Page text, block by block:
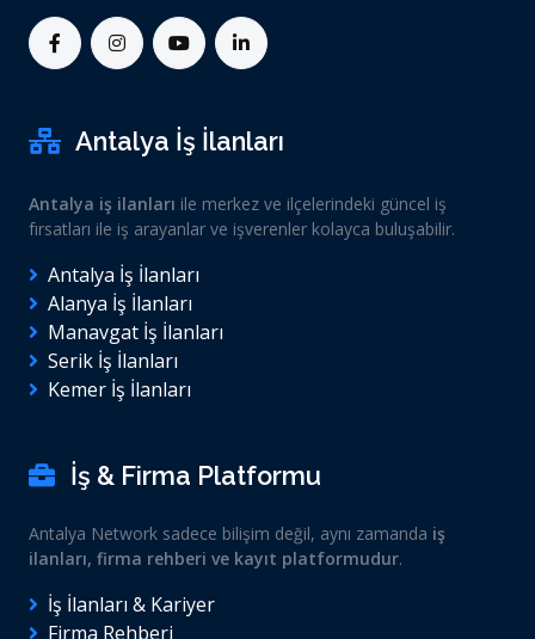
Antalya İş İlanları
Antalya iş ilanları ile merkez ve ilçelerindeki güncel iş
fırsatları ile iş arayanlar ve işverenler kolayca buluşabilir.
Antalya İş İlanları
Alanya İş İlanları
Manavgat İş İlanları
Serik İş İlanları
Kemer İş İlanları
İş & Firma Platformu
Antalya Network sadece bilişim değil, aynı zamanda iş
ilanları, firma rehberi ve kayıt platformudur.
İş İlanları & Kariyer
Firma Rehberi